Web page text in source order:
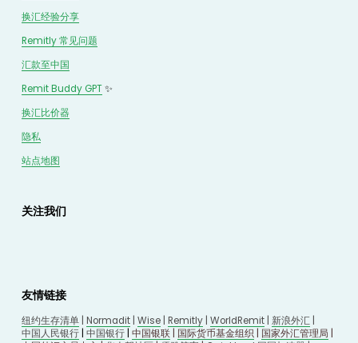
换汇经验分享
Remitly 常见问题
汇款至中国
Remit Buddy GPT ✨
换汇比价器
隐私
站点地图
关注我们
友情链接
纽约生存清单 | Normadit | Wise | Remitly | WorldRemit | 新浪外汇 |
中国人民银行 | 中国银行 | 中国银联 | 国际货币基金组织 | 国家外汇管理局